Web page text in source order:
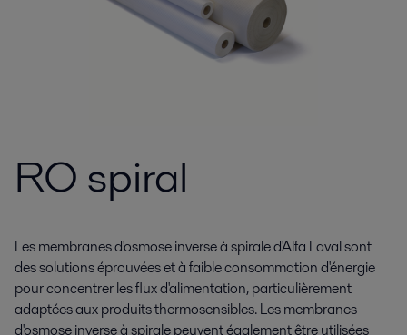
RO spiral
Les membranes d'osmose inverse à spirale d'Alfa Laval sont
des solutions éprouvées et à faible consommation d'énergie
pour concentrer les flux d'alimentation, particulièrement
adaptées aux produits thermosensibles. Les membranes
d'osmose inverse à spirale peuvent également être utilisées